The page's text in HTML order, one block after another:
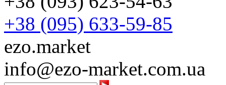
+38 (095) 633-59-85
ezo.market
info@ezo-market.com.ua